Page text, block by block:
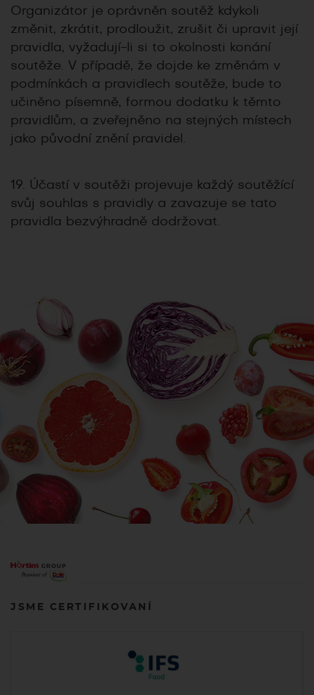
Organizátor je oprávněn soutěž kdykoli
změnit, zkrátit, prodloužit, zrušit či upravit její
pravidla, vyžadují-li si to okolnosti konání
soutěže. V případě, že dojde ke změnám v
podmínkách a pravidlech soutěže, bude to
učiněno písemně, formou dodatku k těmto
pravidlům, a zveřejněno na stejných místech
jako původní znění pravidel.
19. Účastí v soutěži projevuje každý soutěžící
svůj souhlas s pravidly a zavazuje se tato
pravidla bezvýhradně dodržovat.
JSME CERTIFIKOVANÍ